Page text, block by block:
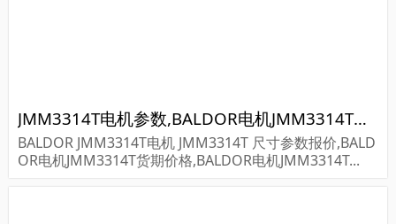
JMM3314T电机参数,BALDOR电机JMM3314T重量
BALDOR JMM3314T电机 JMM3314T 尺寸参数报价,BALD
OR电机JMM3314T货期价格,BALDOR电机JMM3314T...